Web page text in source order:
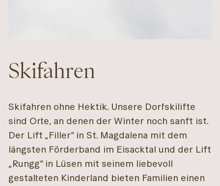
Skifahren
Skifahren ohne Hektik. Unsere Dorfskilifte
sind Orte, an denen der Winter noch sanft ist.
Der Lift „Filler“ in St. Magdalena mit dem
längsten Förderband im Eisacktal und der Lift
„Rungg“ in Lüsen mit seinem liebevoll
gestalteten Kinderland bieten Familien einen